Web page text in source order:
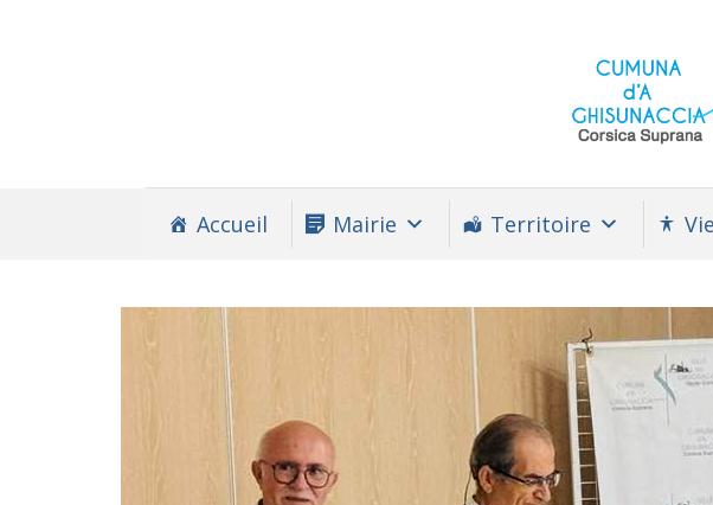
Accueil Mairie Territoire